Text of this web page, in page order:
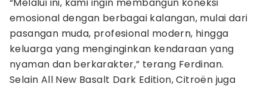
emosional dengan berbagai kalangan, mulai dari
pasangan muda, profesional modern, hingga
keluarga yang menginginkan kendaraan yang
nyaman dan berkarakter,” terang Ferdinan.
Selain All New Basalt Dark Edition, Citroën juga